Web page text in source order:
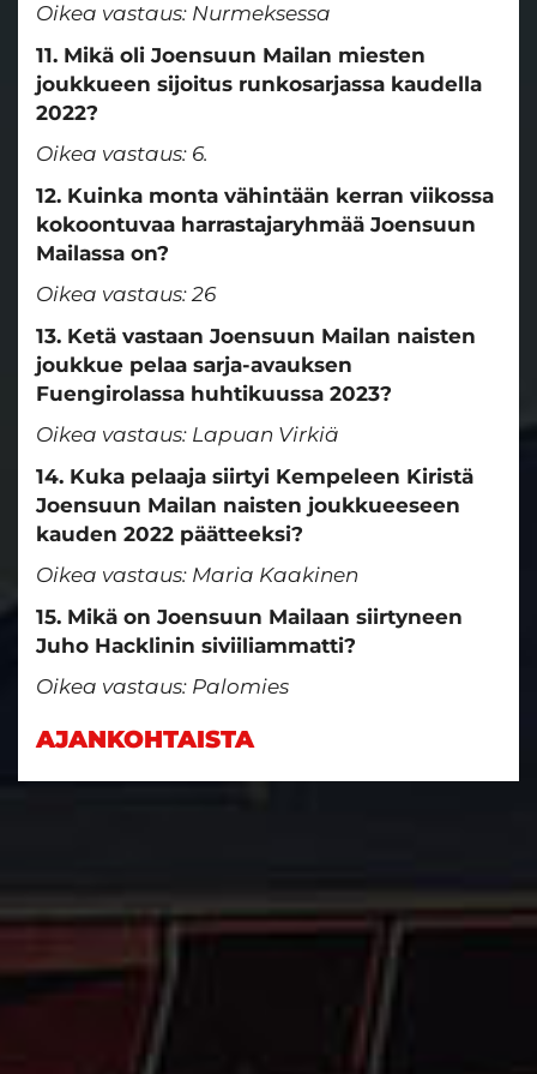
Oikea vastaus: Nurmeksessa
11. Mikä oli Joensuun Mailan miesten
joukkueen sijoitus runkosarjassa kaudella
2022?
Oikea vastaus: 6.
12. Kuinka monta vähintään kerran viikossa
kokoontuvaa harrastajaryhmää Joensuun
Mailassa on?
Oikea vastaus: 26
13. Ketä vastaan Joensuun Mailan naisten
joukkue pelaa sarja-avauksen
Fuengirolassa huhtikuussa 2023?
Oikea vastaus: Lapuan Virkiä
14. Kuka pelaaja siirtyi Kempeleen Kiristä
Joensuun Mailan naisten joukkueeseen
kauden 2022 päätteeksi?
Oikea vastaus: Maria Kaakinen
15. Mikä on Joensuun Mailaan siirtyneen
Juho Hacklinin siviiliammatti?
Oikea vastaus: Palomies
AJANKOHTAISTA